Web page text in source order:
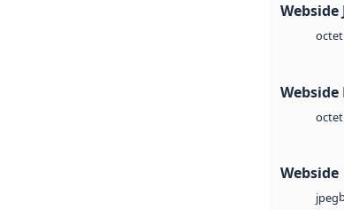
Webside
octet
Webside
octet
Webside
jpeg